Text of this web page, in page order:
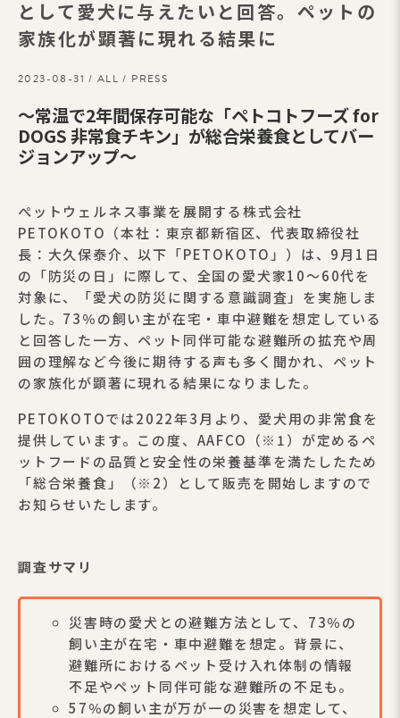
として愛犬に与えたいと回答。ペットの
家族化が顕著に現れる結果に
2023-08-31 / ALL / PRESS
〜常温で2年間保存可能な「ペトコトフーズ for
DOGS 非常食チキン」が総合栄養食としてバー
ジョンアップ〜
ぺットウェルネス事業を展開する株式会社
PETOKOTO（本社：東京都新宿区、代表取締役社
長：大久保泰介、以下「PETOKOTO」）は、9月1日
の「防災の日」に際して、全国の愛犬家10〜60代を
対象に、「愛犬の防災に関する意識調査」を実施しま
した。73％の飼い主が在宅・車中避難を想定している
と回答した一方、ペット同伴可能な避難所の拡充や周
囲の理解など今後に期待する声も多く聞かれ、ペット
の家族化が顕著に現れる結果になりました。
PETOKOTOでは2022年3月より、愛犬用の非常食を
提供しています。この度、AAFCO（※1）が定めるペ
ットフードの品質と安全性の栄養基準を満たしたため
「総合栄養食」（※2）として販売を開始しますので
お知らせいたします。
調査サマリ
災害時の愛犬との避難方法として、73％の
飼い主が在宅・車中避難を想定。背景に、
避難所におけるペット受け入れ体制の情報
不足やペット同伴可能な避難所の不足も。
57％の飼い主が万が一の災害を想定して、